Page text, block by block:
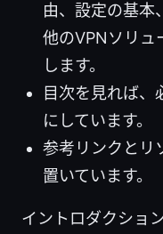
由、設定の基本
他のVPNソリュ
します。
目次を見れば、
にしています。
参考リンクとリ
置いています。
イントロダクショ